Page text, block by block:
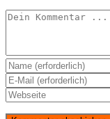
Kommentieren
Gib
deinen
Namen
oder
Gib
deine
E-
Gib